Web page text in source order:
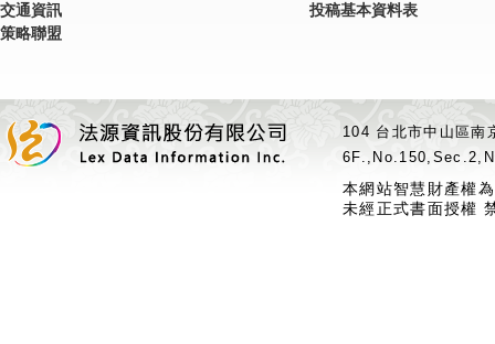
交通資訊
策略聯盟
投稿基本資料表
104 台北市中山區
本網站智慧財產權
未經正式書面授權